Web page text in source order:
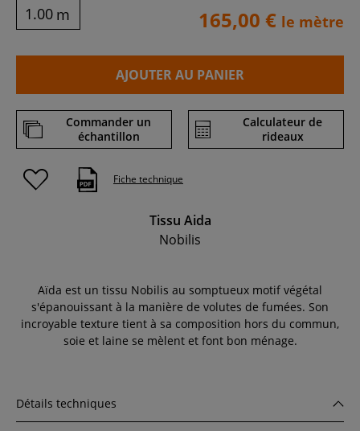
m 165,00 € le mètre
AJOUTER AU PANIER
Commander un
échantillon
Calculateur de
rideaux
Fiche technique
Tissu Aida
Nobilis
Aïda est un tissu Nobilis au somptueux motif végétal
s'épanouissant à la manière de volutes de fumées. Son
incroyable texture tient à sa composition hors du commun,
soie et laine se mèlent et font bon ménage.
Détails techniques